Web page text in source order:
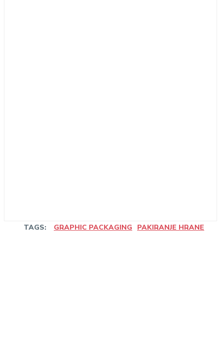
TAGS: GRAPHIC PACKAGING PAKIRANJE HRANE